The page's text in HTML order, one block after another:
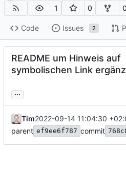
1 0
Code Issues 2
README um Hinweis auf
symbolischen Link
...
Tim2022-09-14 11:04:30
parent ef9ee6f787 commit